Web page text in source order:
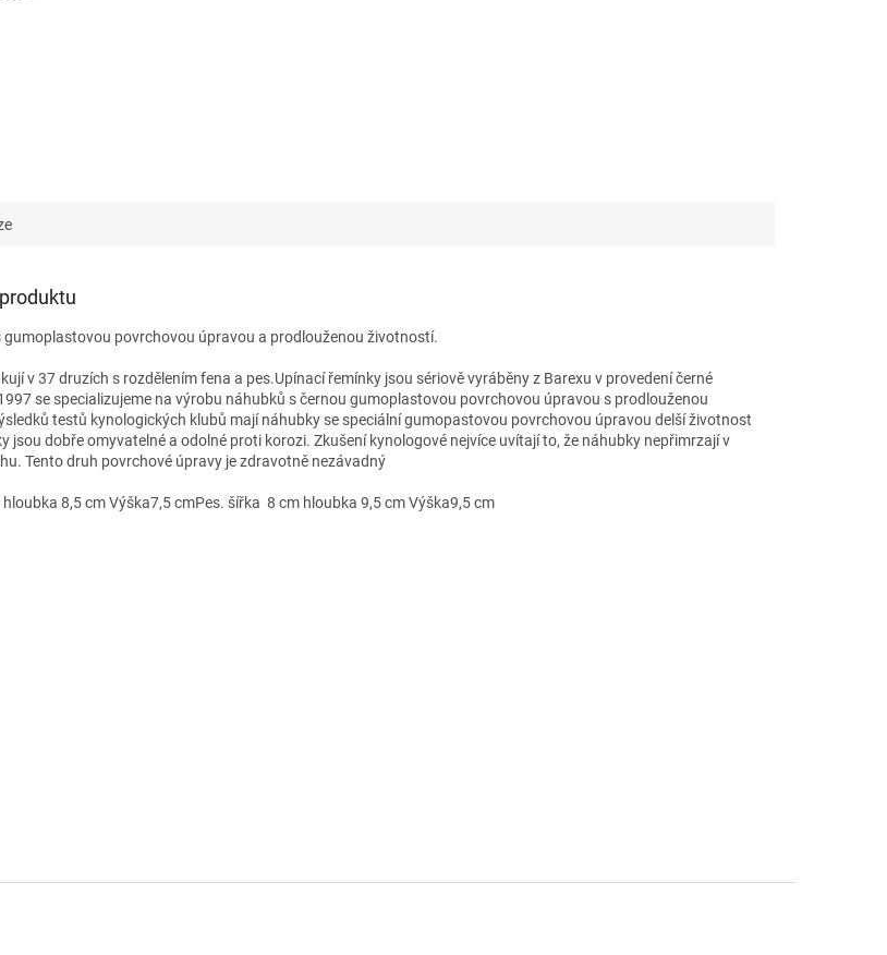
gumoplastovou povrchovou úpravou a prodlouženou životností.
v 37 druzích s rozdělením fena a pes.Upínací řemínky jsou sériově vyráběny z Barexu v provedení černé
se specializujeme na výrobu náhubků s černou gumoplastovou povrchovou úpravou s prodlouženou
testů kynologických klubů mají náhubky se speciální gumopastovou povrchovou úpravou delší životnost
jsou dobře omyvatelné a odolné proti korozi. Zkušení kynologové nejvíce uvítají to, že náhubky nepřimrzají v
Tento druh povrchové úpravy je zdravotně nezávadný
hloubka 8,5 cm Výška7,5 cmPes. šířka 8 cm hloubka 9,5 cm Výška9,5 cm